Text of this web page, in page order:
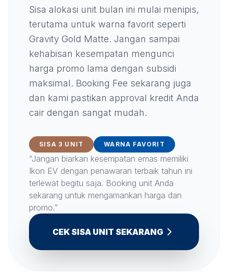
Sisa alokasi unit bulan ini mulai menipis,
terutama untuk warna favorit seperti
Gravity Gold Matte. Jangan sampai
kehabisan kesempatan mengunci
harga promo lama dengan subsidi
maksimal. Booking Fee sekarang juga
dan kami pastikan approval kredit Anda
cair dengan sangat mudah.
SISA 3 UNIT WARNA FAVORIT
“Jangan biarkan kesempatan emas memiliki
Ikon EV dengan penawaran terbaik tahun ini
terlewat begitu saja. Booking unit Anda
sekarang untuk mengamankan harga dan
promo.”
CEK SISA UNIT SEKARANG